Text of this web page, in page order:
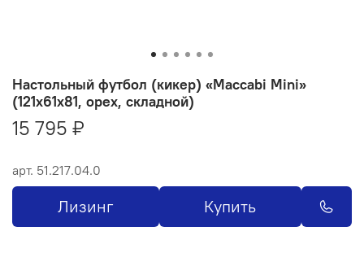
арт. 51.217.04.0
Настольный футбол (кикер) «Maccabi Mini»
(121x61x81, орех, складной)
15 795 ₽
Лизинг Купить